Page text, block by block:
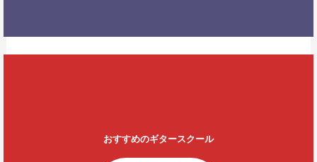
おすすめのギタースクール